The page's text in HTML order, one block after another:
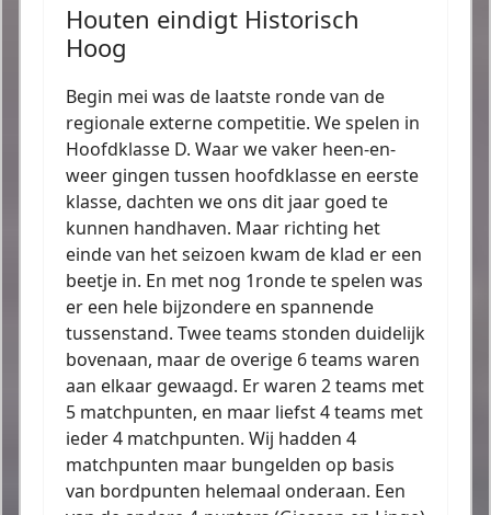
Houten eindigt Historisch
Hoog
Begin mei was de laatste ronde van de
regionale externe competitie. We spelen in
Hoofdklasse D. Waar we vaker heen-en-
weer gingen tussen hoofdklasse en eerste
klasse, dachten we ons dit jaar goed te
kunnen handhaven. Maar richting het
einde van het seizoen kwam de klad er een
beetje in. En met nog 1ronde te spelen was
er een hele bijzondere en spannende
tussenstand. Twee teams stonden duidelijk
bovenaan, maar de overige 6 teams waren
aan elkaar gewaagd. Er waren 2 teams met
5 matchpunten, en maar liefst 4 teams met
ieder 4 matchpunten. Wij hadden 4
matchpunten maar bungelden op basis
van bordpunten helemaal onderaan. Een